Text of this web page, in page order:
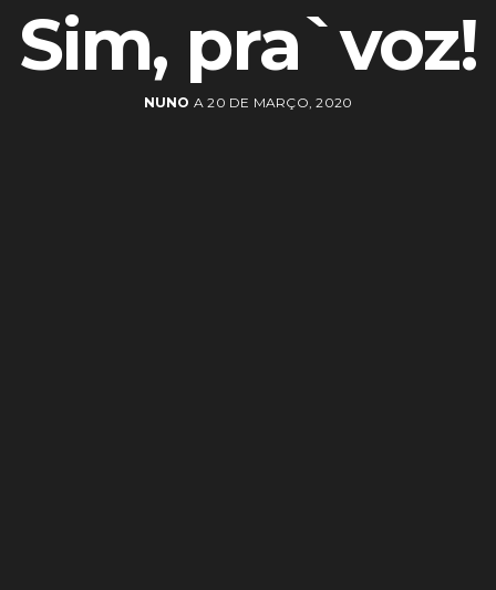
Sim, pra`voz!
NUNO A 20 DE MARÇO, 2020